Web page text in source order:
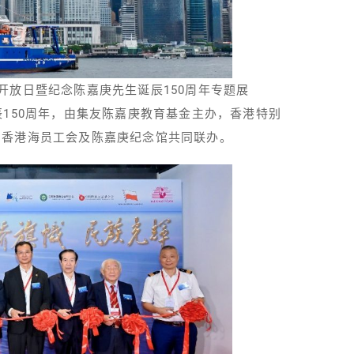
日暨纪念陈嘉庚先生诞辰150周年专题展
周年，由集友陈嘉庚教育基金主办，香港特别
港海员工会及陈嘉庚纪念馆共同联办。